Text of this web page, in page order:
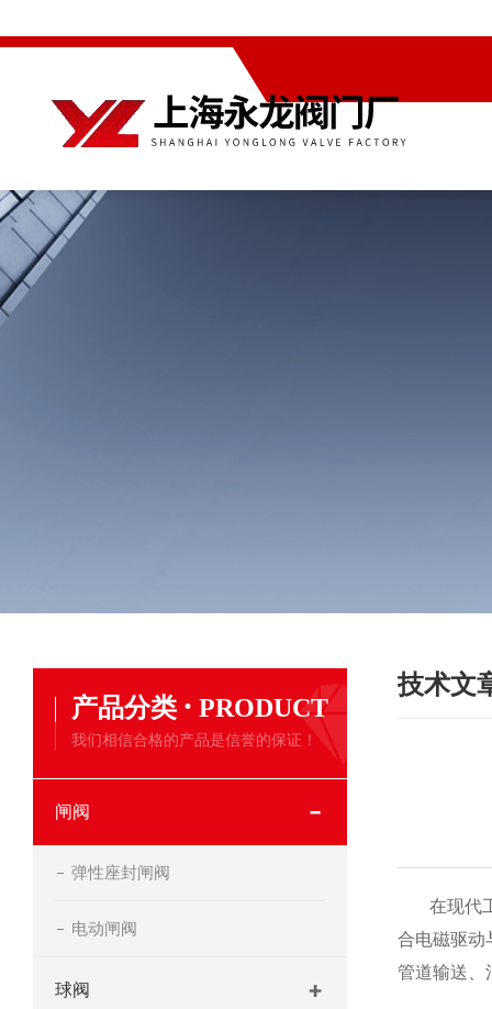
产品分类 · PRODUCT
我们相信合格的产品是信誉的保证！
闸阀
弹性座封闸阀
电动闸阀
球阀
技术文
在现代工
合电磁驱动
管道输送、